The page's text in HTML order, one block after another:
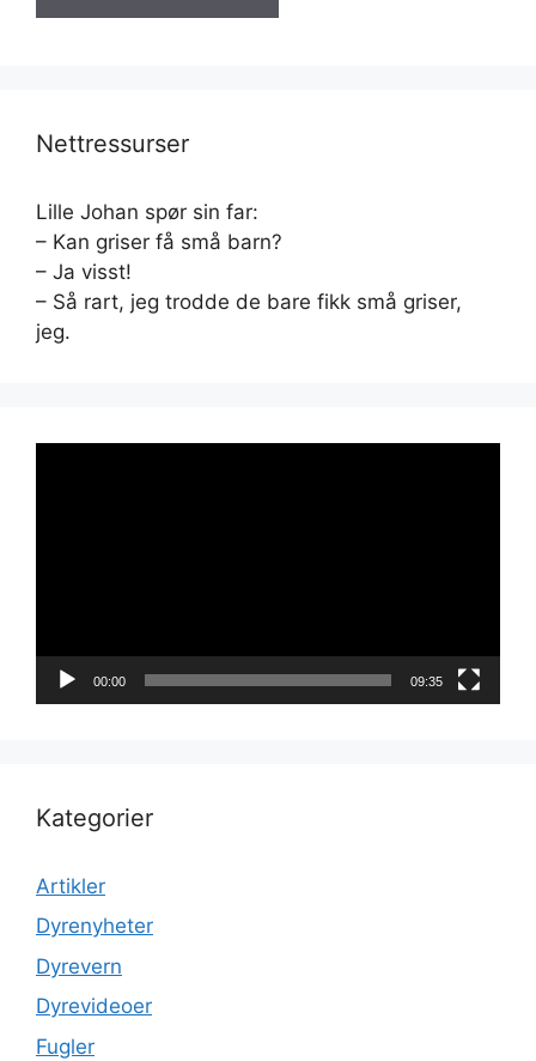
Nettressurser
Lille Johan spør sin far:
– Kan griser få små barn?
– Ja visst!
– Så rart, jeg trodde de bare fikk små griser,
jeg.
00:00 09:35
Kategorier
Artikler
Dyrenyheter
Dyrevern
Dyrevideoer
Fugler